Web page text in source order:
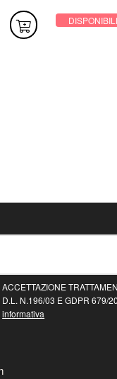
ACCETTAZIONE
D.L. N.196/03 E GDPR 679/
informativa